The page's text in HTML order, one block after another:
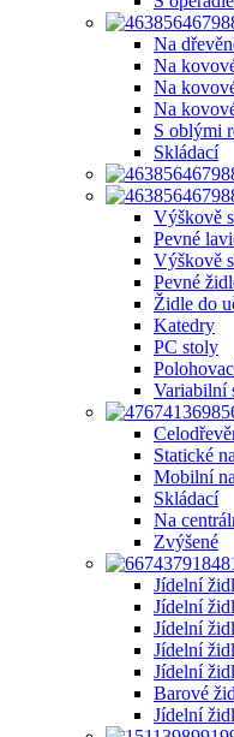
Na
Na
Na
Na
S oblými
Skládací
Výškově
Pevné
Výškově
Pevné
Židle do
Katedry
PC stoly
Variabilní
Statické
Mobilní
Skládací
Na
Zvýšené
Jídelní
Jídelní
Jídelní
Jídelní
Jídelní
Barové
Jídelní